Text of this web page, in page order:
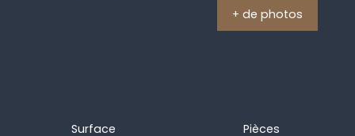
+ de photos
Surface
Pièces